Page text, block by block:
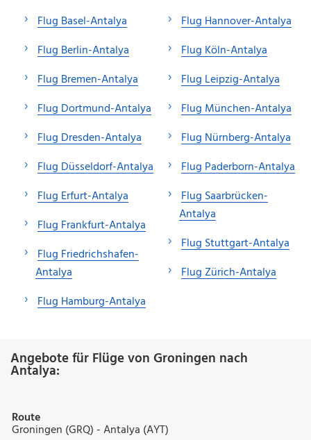
Flug Basel-Antalya
Flug Berlin-Antalya
Flug Bremen-Antalya
Flug Dortmund-Antalya
Flug Dresden-Antalya
Flug Düsseldorf-Antalya
Flug Erfurt-Antalya
Flug Frankfurt-Antalya
Flug Friedrichshafen-
Antalya
Flug Hamburg-Antalya
Flug Hannover-Antalya
Flug Köln-Antalya
Flug Leipzig-Antalya
Flug München-Antalya
Flug Nürnberg-Antalya
Flug Paderborn-Antalya
Flug Saarbrücken-
Antalya
Flug Stuttgart-Antalya
Flug Zürich-Antalya
Angebote für Flüge von Groningen nach
Antalya:
Route
Groningen (GRQ) - Antalya (AYT)